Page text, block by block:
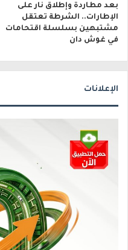
بعد مطاردة وإطلاق نار على
الإطارات.. الشرطة تعتقل
مشتبهين بسلسلة اقتحامات
في غوش دان
الإعلانات